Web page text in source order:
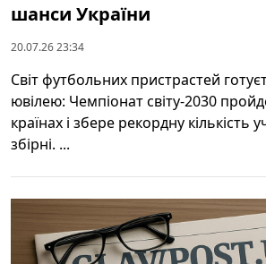
шанси України
20.07.26 23:34
Світ футбольних пристрастей
ювілею: Чемпіонат світу-2030
країнах і збере рекордну кількість
збірні. ...